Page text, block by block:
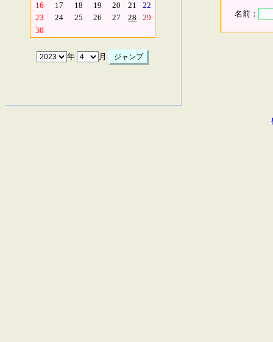
16
17 18 19 20 21
22
23
24 25 26 27 28
29
30
年 月
名前：